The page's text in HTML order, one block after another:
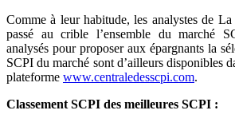
Comme à leur habitude, les analystes de
passé au crible l’ensemble du marché
analysés pour proposer aux épargnants la
SCPI du marché sont d’ailleurs disponibles
plateforme www.centraledesscpi.com.
Classement SCPI des meilleures SCPI :